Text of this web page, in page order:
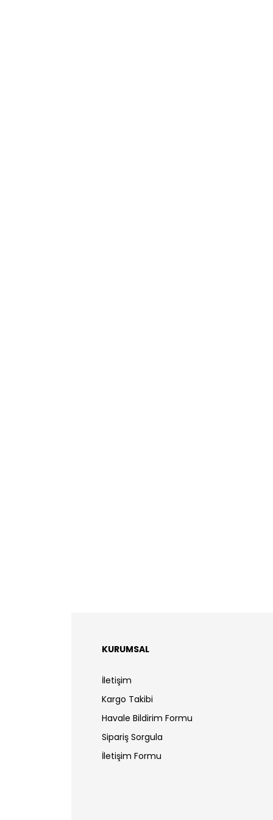
KURUMSAL
İletişim
Kargo Takibi
Havale Bildirim Formu
Sipariş Sorgula
İletişim Formu